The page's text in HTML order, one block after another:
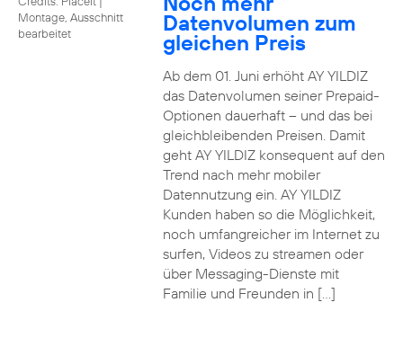
Montage, Ausschnitt
bearbeitet
Datenvolumen zum
gleichen Preis
Ab dem 01. Juni erhöht AY YILDIZ
das Datenvolumen seiner Prepaid-
Optionen dauerhaft – und das bei
gleichbleibenden Preisen. Damit
geht AY YILDIZ konsequent auf den
Trend nach mehr mobiler
Datennutzung ein. AY YILDIZ
Kunden haben so die Möglichkeit,
noch umfangreicher im Internet zu
surfen, Videos zu streamen oder
über Messaging-Dienste mit
Familie und Freunden in […]